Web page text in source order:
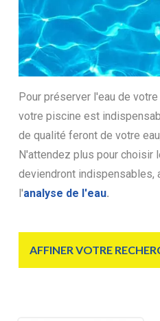
Pour préserver l'eau de
votre piscine est
de qualité feront de votre
N'attendez plus pour choisir
deviendront indispensables,
l'analyse de l'eau.
AFFINER VOTRE